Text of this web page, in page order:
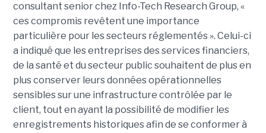
consultant senior chez Info-Tech Research Group, «
ces compromis revêtent une importance
particulière pour les secteurs réglementés ». Celui-ci
a indiqué que les entreprises des services financiers,
de la santé et du secteur public souhaitent de plus en
plus conserver leurs données opérationnelles
sensibles sur une infrastructure contrôlée par le
client, tout en ayant la possibilité de modifier les
enregistrements historiques afin de se conformer à